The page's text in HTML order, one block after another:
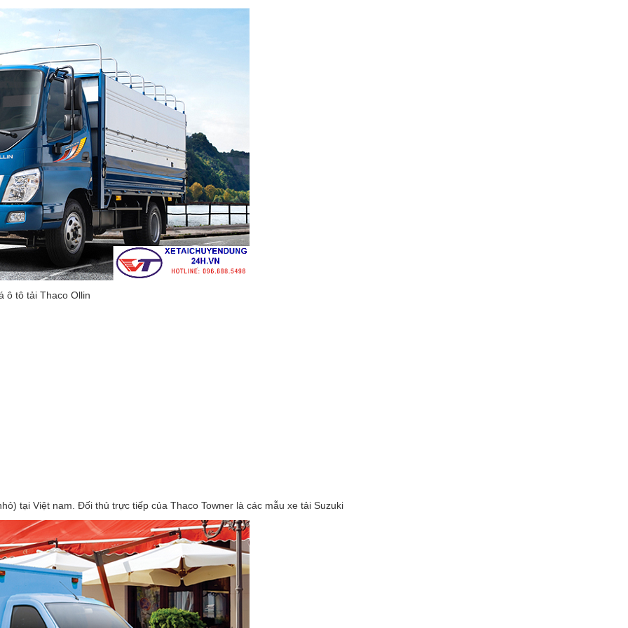
ô tô tải Thaco Ollin
tại Việt nam. Đối thủ trực tiếp của Thaco Towner là các mẫu xe tải Suzuki